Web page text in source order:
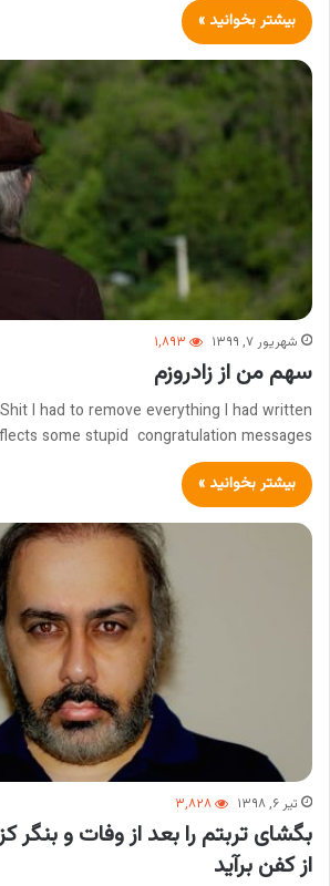
بیشتر بخوانید »
شهریور ۷, ۱۳۹۹ ۱,۸۹۳
سهم من از زادروزم
I had to remove everything I had written
some stupid congratulation messages…
بیشتر بخوانید »
تیر ۶, ۱۳۹۸ ۳,۸۲۸
بگشای تربتم را بعد از وفات و بنگر
از کفن برآید